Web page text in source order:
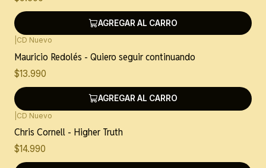
AGREGAR AL CARRO
CD Nuevo
Mauricio Redolés - Quiero seguir continuando
$13.990
AGREGAR AL CARRO
CD Nuevo
Chris Cornell - Higher Truth
$14.990